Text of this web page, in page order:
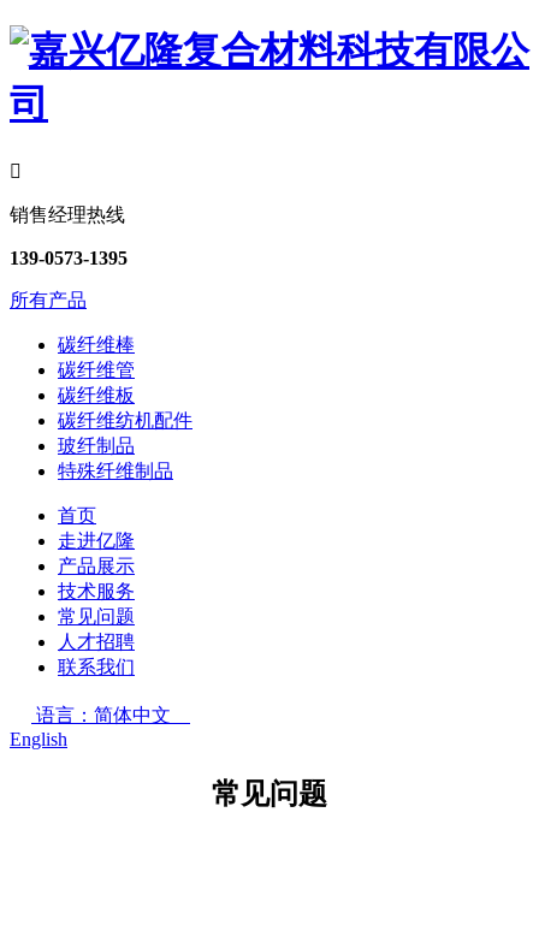

销售经理热线
139-0573-1395
所有产品
碳纤维棒
碳纤维管
碳纤维板
碳纤维纺机配件
玻纤制品
特殊纤维制品
首页
走进亿隆
产品展示
技术服务
常见问题
人才招聘
联系我们
语言：简体中文
English
常见问题